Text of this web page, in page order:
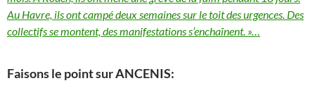
Au Havre, ils ont campé deux semaines sur le toit des urgences. Des
collectifs se montent, des manifestations s’enchaînent. »…
Faisons le point sur ANCENIS: